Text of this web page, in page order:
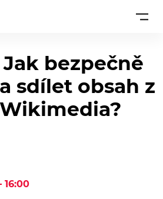
bezpečně
sdílet obsah z
16:00